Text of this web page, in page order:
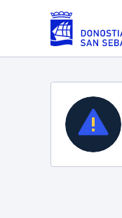
Eduki nagusira joan
Zerbitzuak